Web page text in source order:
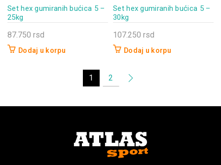
Set hex gumiranih bućica 5 –
25kg
87.750 rsd
Dodaj u korpu
Set hex gumiranih bućica 5 –
30kg
107.250 rsd
Dodaj u korpu
1 2